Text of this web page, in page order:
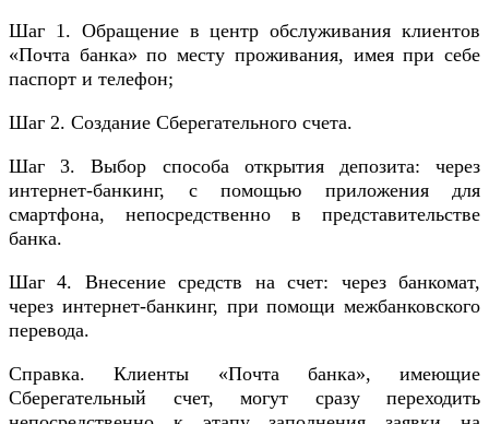
Шаг 1. Обращение в центр обслуживания клиентов
«Почта банка» по месту проживания, имея при себе
паспорт и телефон;
Шаг 2. Создание Сберегательного счета.
Шаг 3. Выбор способа открытия депозита: через
интернет-банкинг, с помощью приложения для
смартфона, непосредственно в представительстве
банка.
Шаг 4. Внесение средств на счет: через банкомат,
через интернет-банкинг, при помощи межбанковского
перевода.
Справка. Клиенты «Почта банка», имеющие
Сберегательный счет, могут сразу переходить